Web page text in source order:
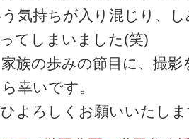
気持ちが入り混じり、
てしまいました(笑)
族の歩みの節目に、撮影
幸いです。
よろしくお願いいたし